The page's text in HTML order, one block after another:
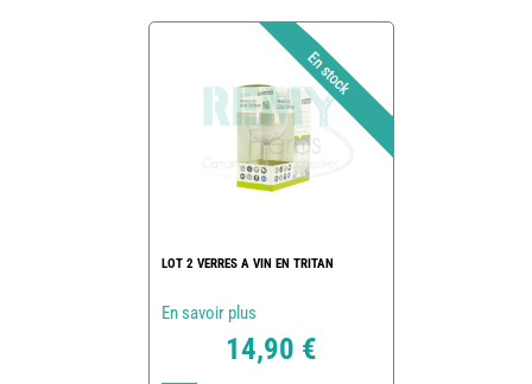
LOT 2 VERRES A VIN EN TRITAN
En savoir plus
14,90 €